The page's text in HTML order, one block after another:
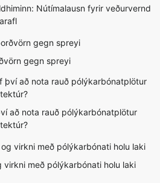
Nútímalausn fyrir veðurvernd
gegn spreyi
að nota rauð pólýkarbónatplötur
virkni með pólýkarbónati holu laki